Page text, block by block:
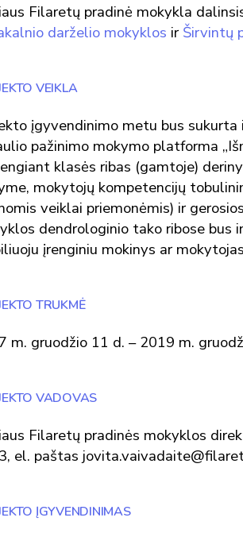
Filaretų pradinė mokykla
darželio mokyklos ir Širvintų
VEIKLA
įgyvendinimo metu bus
pažinimo mokymo platforma
klasės ribas (gamtoje)
mokytojų kompetencijų
veiklai priemonėmis) ir
dendrologinio tako ribose bus
įrenginiu mokinys ar
TRUKMĖ
m. gruodžio 11 d. – 2019 m.
VADOVAS
Filaretų pradinės mokyklos
el. paštas
ĮGYVENDINIMAS